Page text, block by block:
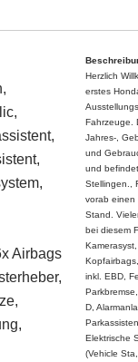
Airbags
Herzlich
erstes
Fahrzeuge.
Jahres-,
und
und
Stellingen.,
vorab einen
Stand.
bei diesem
inkl. EBD,
D,
Elektrische
(Vehicle